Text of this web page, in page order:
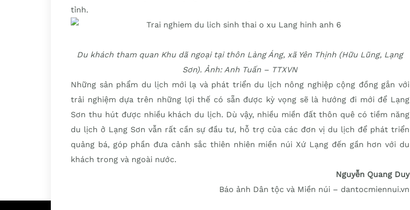
tỉnh.
Du khách tham quan Khu dã ngoại tại thôn Làng Áng, xã Yên Thịnh (Hữu Lũng, Lạng
Sơn). Ảnh: Anh Tuấn – TTXVN
Những sản phẩm du lịch mới lạ và phát triển du lịch nông nghiệp cộng đồng gắn với
trải nghiệm dựa trên những lợi thế có sẵn được kỳ vọng sẽ là hướng đi mới để Lạng
Sơn thu hút được nhiều khách du lịch. Dù vậy, nhiều miền đất thôn quê có tiềm năng
du lịch ở Lạng Sơn vẫn rất cần sự đầu tư, hỗ trợ của các đơn vị du lịch để phát triển
quảng bá, góp phần đưa cảnh sắc thiên nhiên miền núi Xứ Lạng đến gần hơn với du
khách trong và ngoài nước.
Nguyễn Quang Duy
Báo ảnh Dân tộc và Miền núi – dantocmiennui.vn